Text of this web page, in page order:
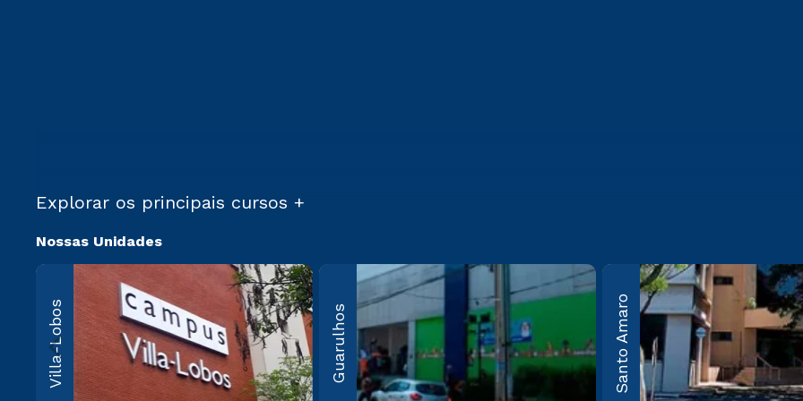
Explorar os principais cursos +
Nossas Unidades
Villa-Lobos
Villa-Lobos
Av. Imperatriz
Leopoldina, 550 Vila
Leopoldina, São
Paulo, SP CEP: 05305-
000
Saiba mais
Guarulhos
Guarulhos
Av. Salgado Filho, nº
100, Cond. Campus
Guarulhos –
Guarulhos – SP CEP:
07115-000
Saiba mais
Santo Amaro